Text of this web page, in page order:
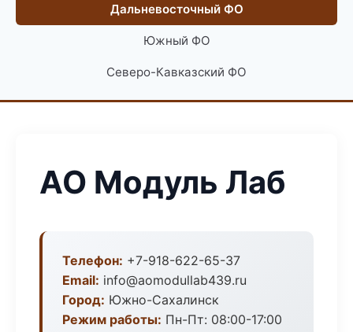
Дальневосточный ФО
Южный ФО
Северо-Кавказский ФО
АО Модуль Лаб
Телефон: +7-918-622-65-37
Email: info@aomodullab439.ru
Город: Южно-Сахалинск
Режим работы: Пн-Пт: 08:00-17:00